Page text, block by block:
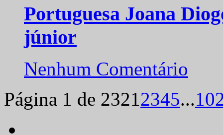
Portuguesa Joana
júnior
Nenhum Comentário
Página 1 de 23212345...10